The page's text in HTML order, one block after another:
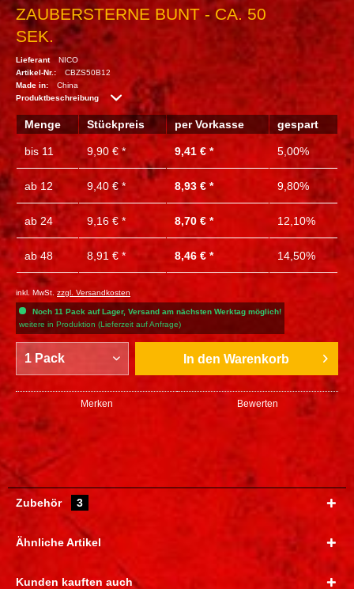
ZAUBERSTERNE BUNT - CA. 50
SEK.
Lieferant
NICO
Artikel-Nr.:
CBZS50B12
Made in:
China
Produktbeschreibung
Menge Stückpreis per Vorkasse gespart
bis 11 9,90 € * 9,41 € * 5,00%
ab 12 9,40 € * 8,93 € * 9,80%
ab 24 9,16 € * 8,70 € * 12,10%
ab 48 8,91 € * 8,46 € * 14,50%
inkl. MwSt. zzgl. Versandkosten
Noch 11 Pack auf Lager, Versand am nächsten Werktag möglich!
weitere in Produktion (Lieferzeit auf Anfrage)
In den Warenkorb
Merken Bewerten
Zubehör 3
Ähnliche Artikel
Kunden kauften auch